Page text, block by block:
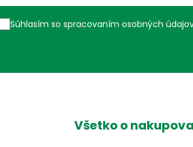
Súhlasím so spracovaním osobných
Všetko o